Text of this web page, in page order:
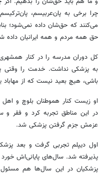
چرا برخی به پان‌عربیسم،
می‌کنند که حق‌شان داده نمی‌شود؛
حق همه مردم و همه ایرانیان داده
کل دوران مدرسه را در کنار
به پزشکی نداشت. خدمت را وقتی
باشی، هیچ بعید نیست که از مهاباد یا تبریز، کوچ ۲
او زیست کنار هموطنان بلوچ و
در این مناطق تجربه کرد و فقر
عزمش جزم گرفتن پزشکی شد.
اول دیپلم تجربی گرفت و بعد
پذیرفته شد. سال‌های پایانی‌اش
پزشکیان در این سال‌ها هم